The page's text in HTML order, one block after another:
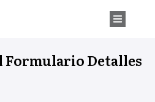
Formulario Detalles